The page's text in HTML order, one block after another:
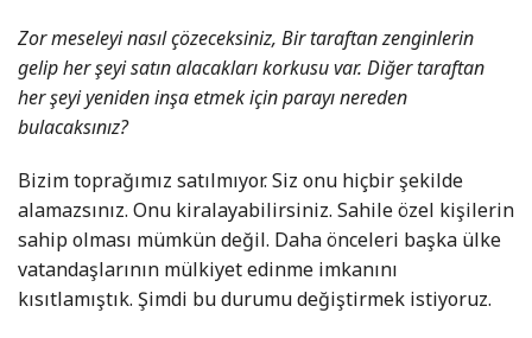
Zor meseleyi nasıl çözeceksiniz, Bir taraftan zenginlerin
gelip her şeyi satın alacakları korkusu var. Diğer taraftan
her şeyi yeniden inşa etmek için parayı nereden
bulacaksınız?
Bizim toprağımız satılmıyor. Siz onu hiçbir şekilde
alamazsınız. Onu kiralayabilirsiniz. Sahile özel kişilerin
sahip olması mümkün değil. Daha önceleri başka ülke
vatandaşlarının mülkiyet edinme imkanını
kısıtlamıştık. Şimdi bu durumu değiştirmek istiyoruz.